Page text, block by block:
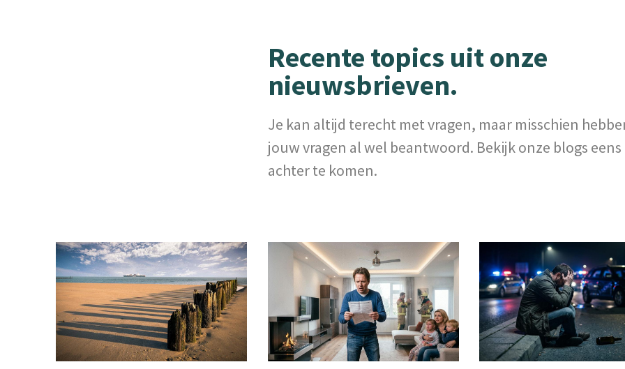
Recente topics uit onze
nieuwsbrieven.
Je kan altijd terecht met vragen, maar misschien
jouw vragen al wel beantwoord. Bekijk onze blogs eens
achter te komen.